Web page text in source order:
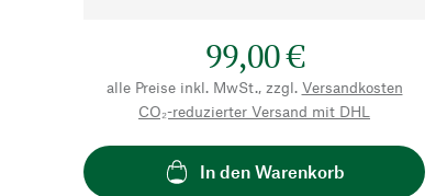
99,00 €
alle Preise inkl. MwSt., zzgl. Versandkosten
CO₂-reduzierter Versand mit DHL
In den Warenkorb